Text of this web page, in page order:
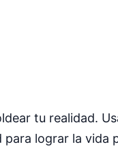
tu realidad.
lograr la vida